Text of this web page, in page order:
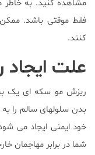
مشاهده کنید. به
فقط موقتی باشد.
کنند.
علت
ریزش مو سکه ای یک
بدن سلولهای سالم را
خود ایمنی ایجاد می
شما در برابر مهاجمان